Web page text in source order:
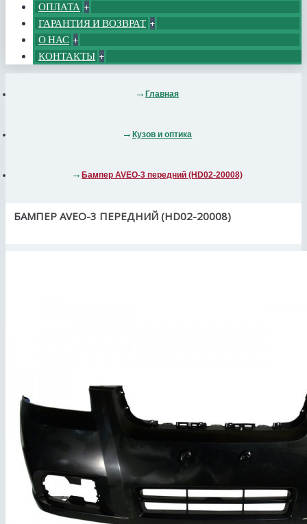
ОПЛАТА +
ГАРАНТИЯ И ВОЗВРАТ +
О НАС +
КОНТАКТЫ +
Главная
Кузов и оптика
Бампер AVEO-3 передний (HD02-20008)
БАМПЕР AVEO-3 ПЕРЕДНИЙ (HD02-20008)